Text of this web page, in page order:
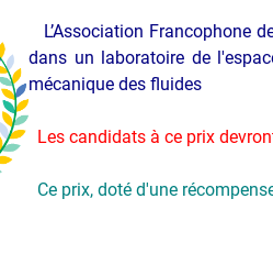
L’Association Francophone
dans un laboratoire de
mécanique des fluides
Les candidats à ce prix
Ce prix, doté d'une